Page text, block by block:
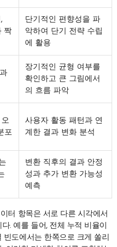
짝
단기적인 편향성을 파
악하여 단기 전략 수립
에 활용
장기적인 균형 여부를
확인하고 큰 그림에서
의 흐름 파악
포
사용자 활동 패턴과 연
계한 결과 변화 분석
변환 직후의 결과 안정
성과 추가 변환 가능성
예측
터 항목은 서로 다른 시각에서
. 예를 들어, 전체 누적 비율이
도에서는 한쪽으로 크게 쏠리